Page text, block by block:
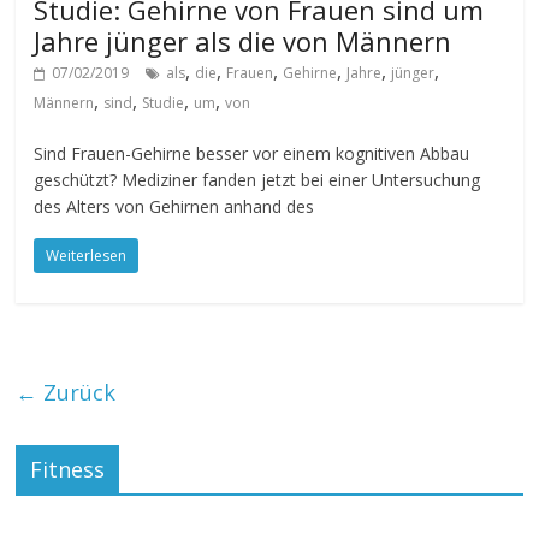
Studie: Gehirne von Frauen sind um
Jahre jünger als die von Männern
07/02/2019 als, die, Frauen, Gehirne, Jahre, jünger,
Männern, sind, Studie, um,von
Sind Frauen-Gehirne besser vor einem kognitiven Abbau
geschützt? Mediziner fanden jetzt bei einer Untersuchung
des Alters von Gehirnen anhand des
Weiterlesen
← Zurück
Fitness